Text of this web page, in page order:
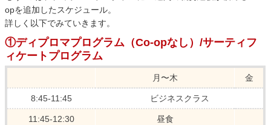
opを追加したスケジュール。
詳しく以下でみていきます。
①ディプロマプログラム（Co-opなし）/サーティフ
ィケートプログラム
月〜木 金
8:45-11:45 ビジネスクラス
11:45-12:30 昼食